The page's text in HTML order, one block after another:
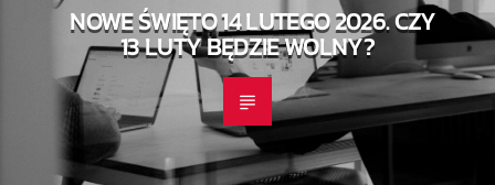
NOWE ŚWIĘTO 14 LUTEGO 2026. CZY
13 LUTY BĘDZIE WOLNY?